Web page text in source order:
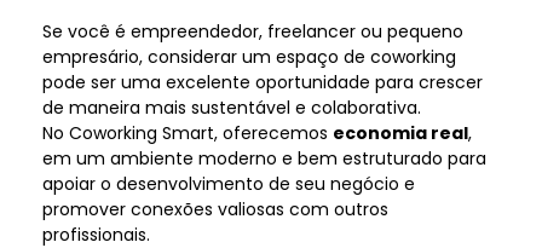
Se você é empreendedor, freelancer ou pequeno
empresário, considerar um espaço de coworking
pode ser uma excelente oportunidade para crescer
de maneira mais sustentável e colaborativa.
No Coworking Smart, oferecemos economia real,
em um ambiente moderno e bem estruturado para
apoiar o desenvolvimento de seu negócio e
promover conexões valiosas com outros
profissionais.